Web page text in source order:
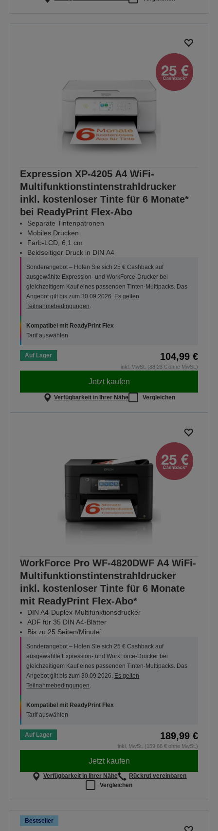
Expression XP-4205 A4 WiFi-
Multifunktionstintenstrahldrucker
inkl. kostenloser Tinte für 6 Monate*
bei ReadyPrint Flex-Abo
Separate Tintenpatronen
Mobiles Drucken
Farb-LCD, 6,1 cm
Beidseitiger Druck in DIN A4
Sonderangebot – Holen Sie sich 25 € Cashback auf
ausgewählte Expression- und WorkForce-Drucker bei
gleichzeitigem Kauf eines passenden Tinten-Multipacks. Das
Angebot gilt bis zum 30.09.2026. Es gelten
Teilnahmebedingungen.
Kompatibel mit ReadyPrint Flex
Tarif auswählen
Auf Lager 104,99 €
inkl. MwSt. (88,23 € ohne MwSt.)
Jetzt kaufen
Verfügbarkeit in Ihrer Nähe Vergleichen
WorkForce Pro WF-4820DWF A4 WiFi-
Multifunktionstintenstrahldrucker
inkl. kostenloser Tinte für 6 Monate
mit ReadyPrint Flex-Abo*
DIN A4-Duplex-Multifunktionsdrucker
ADF für 35 DIN A4-Blätter
Bis zu 25 Seiten/Minute¹
Sonderangebot – Holen Sie sich 25 € Cashback auf
ausgewählte Expression- und WorkForce-Drucker bei
gleichzeitigem Kauf eines passenden Tinten-Multipacks. Das
Angebot gilt bis zum 30.09.2026. Es gelten
Teilnahmebedingungen.
Kompatibel mit ReadyPrint Flex
Tarif auswählen
Auf Lager 189,99 €
inkl. MwSt. (159,66 € ohne MwSt.)
Jetzt kaufen
Verfügbarkeit in Ihrer Nähe
Rückruf vereinbaren
Vergleichen
Bestseller